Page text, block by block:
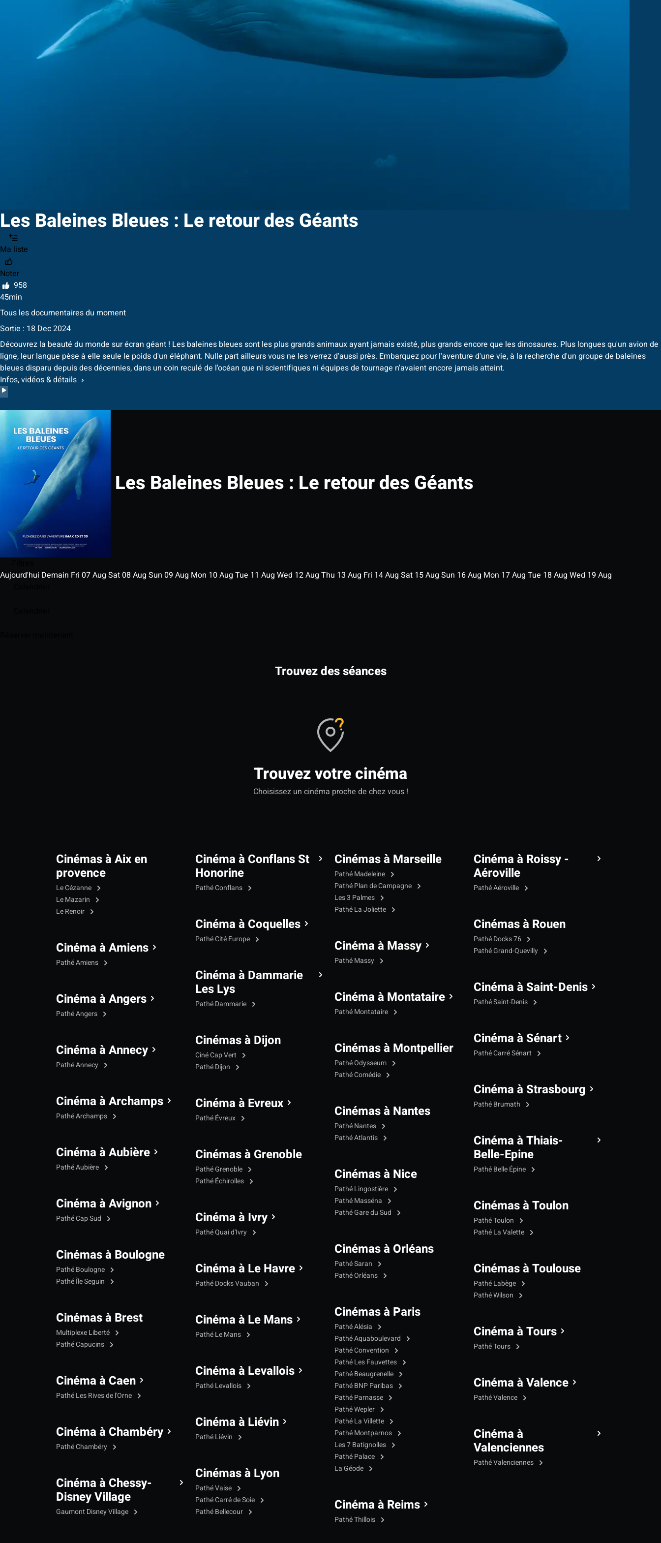
Les Baleines Bleues : Le retour des Géants
Ma liste
Noter
958
45min
Tous les documentaires du moment
Sortie : 18 Dec 2024
Découvrez la beauté du monde sur écran géant ! Les baleines bleues sont les plus grands animaux ayant jamais existé, plus grands encore que les dinosaures. Plus longues qu'un avion de
ligne, leur langue pèse à elle seule le poids d'un éléphant. Nulle part ailleurs vous ne les verrez d'aussi près. Embarquez pour l'aventure d'une vie, à la recherche d'un groupe de baleines
bleues disparu depuis des décennies, dans un coin reculé de l'océan que ni scientifiques ni équipes de tournage n'avaient encore jamais atteint.
Infos, vidéos & détails
Les Baleines Bleues : Le retour des Géants
Aujourd'hui Demain Fri 07Aug Sat 08 Aug Sun 09 Aug Mon 10 Aug Tue 11 Aug Wed 12Aug Thu 13 Aug Fri 14Aug Sat 15Aug Sun 16Aug Mon 17Aug Tue 18 Aug Wed 19 Aug
Trouvez des séances
Trouvez votre cinéma
Choisissez un cinéma proche de chez vous !
Cinémas à Aix en
provence
Le Cézanne
Le Mazarin
Le Renoir
Cinéma à Amiens
Pathé Amiens
Cinéma à Angers
Pathé Angers
Cinéma à Annecy
Pathé Annecy
Cinéma à Archamps
Pathé Archamps
Cinéma à Aubière
Pathé Aubière
Cinéma à Avignon
Pathé Cap Sud
Cinémas à Boulogne
Pathé Boulogne
Pathé Île Seguin
Cinémas à Brest
Multiplexe Liberté
Pathé Capucins
Cinéma à Caen
Pathé Les Rives de l'Orne
Cinéma à Chambéry
Pathé Chambéry
Cinéma à Chessy-
Disney Village
Gaumont Disney Village
Cinéma à Conflans St
Honorine
Pathé Conflans
Cinéma à Coquelles
Pathé Cité Europe
Cinéma à Dammarie
Les Lys
Pathé Dammarie
Cinémas à Dijon
Ciné Cap Vert
Pathé Dijon
Cinéma à Evreux
Pathé Évreux
Cinémas à Grenoble
Pathé Grenoble
Pathé Échirolles
Cinéma à Ivry
Pathé Quai d'Ivry
Cinéma à Le Havre
Pathé Docks Vauban
Cinéma à Le Mans
Pathé Le Mans
Cinéma à Levallois
Pathé Levallois
Cinéma à Liévin
Pathé Liévin
Cinémas à Lyon
Pathé Vaise
Pathé Carré de Soie
Pathé Bellecour
Cinémas à Marseille
Pathé Madeleine
Pathé Plan de Campagne
Les 3 Palmes
Pathé La Joliette
Cinéma à Massy
Pathé Massy
Cinéma à Montataire
Pathé Montataire
Cinémas à Montpellier
Pathé Odysseum
Pathé Comédie
Cinémas à Nantes
Pathé Nantes
Pathé Atlantis
Cinémas à Nice
Pathé Lingostière
Pathé Masséna
Pathé Gare du Sud
Cinémas à Orléans
Pathé Saran
Pathé Orléans
Cinémas à Paris
Pathé Alésia
Pathé Aquaboulevard
Pathé Convention
Pathé Les Fauvettes
Pathé Beaugrenelle
Pathé BNP Paribas
Pathé Parnasse
Pathé Wepler
Pathé La Villette
Pathé Montparnos
Les 7 Batignolles
Pathé Palace
La Géode
Cinéma à Reims
Pathé Thillois
Cinéma à Roissy -
Aéroville
Pathé Aéroville
Cinémas à Rouen
Pathé Docks 76
Pathé Grand-Quevilly
Cinéma à Saint-Denis
Pathé Saint-Denis
Cinéma à Sénart
Pathé Carré Sénart
Cinéma à Strasbourg
Pathé Brumath
Cinéma à Thiais-
Belle-Epine
Pathé Belle Épine
Cinémas à Toulon
Pathé Toulon
Pathé La Valette
Cinémas à Toulouse
Pathé Labège
Pathé Wilson
Cinéma à Tours
Pathé Tours
Cinéma à Valence
Pathé Valence
Cinéma à
Valenciennes
Pathé Valenciennes